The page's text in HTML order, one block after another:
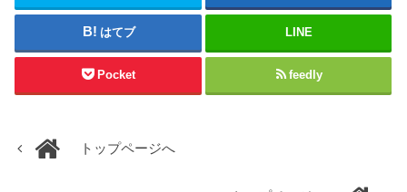
はてブ LINE
Pocket feedly
トップページへ